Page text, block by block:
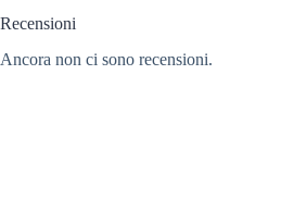
Recensioni
Ancora non ci sono recensioni.